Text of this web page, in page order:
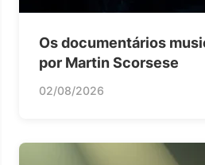
Os documentários
por Martin Scorsese
02/08/2026